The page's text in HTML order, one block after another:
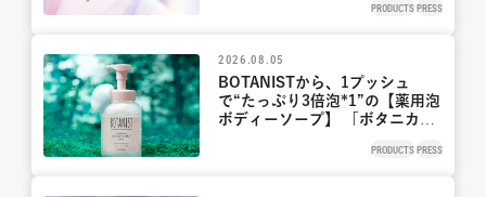
で速攻リフトケア*2、時間と場
PRODUCTS PRESS
2026.08.05
BOTANISTから、1プッシュ
で“たっぷり3倍泡*1”の【薬用泡
ボディーソープ】 「ボタニカル
ドケア」が9月1日（火）より新
PRODUCTS PRESS